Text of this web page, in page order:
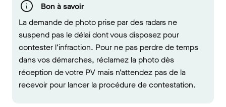
Bon à savoir
La demande de photo prise par des radars ne
suspend pas le délai dont vous disposez pour
contester l’infraction. Pour ne pas perdre de temps
dans vos démarches, réclamez la photo dès
réception de votre PV mais n’attendez pas de la
recevoir pour lancer la procédure de contestation.